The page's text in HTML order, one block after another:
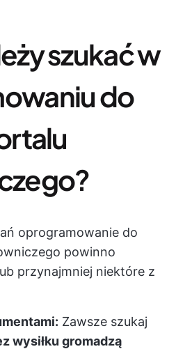
szukać w
do
oprogramowanie do
powinno
przynajmniej niektóre z
Zawsze szukaj
wysiłku gromadzą